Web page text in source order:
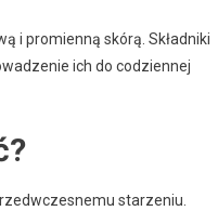
i promienną skórą. Składniki
ich do codziennej
starzeniu.